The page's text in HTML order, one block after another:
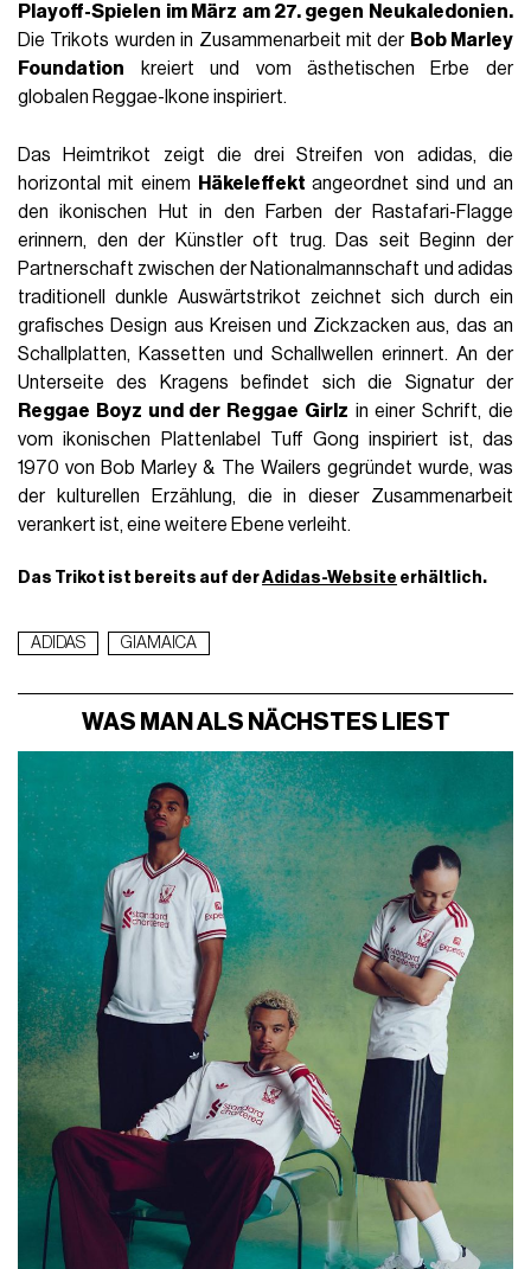
Playoff-Spielen im März am 27. gegen Neukaledonien.
Die Trikots wurden in Zusammenarbeit mit der Bob Marley
Foundation kreiert und vom ästhetischen Erbe der
globalen Reggae-Ikone inspiriert.
Das Heimtrikot zeigt die drei Streifen von adidas, die
horizontal mit einem
Häkeleffekt angeordnet sind und an
den ikonischen Hut in den Farben der Rastafari-Flagge
erinnern, den der Künstler oft trug. Das seit Beginn der
Partnerschaft zwischen der Nationalmannschaft und adidas
traditionell dunkle Auswärtstrikot zeichnet sich durch ein
grafisches Design aus Kreisen und Zickzacken aus, das an
Schallplatten, Kassetten und Schallwellen erinnert. An der
Unterseite des Kragens befindet sich die Signatur der
Reggae Boyz und der Reggae Girlz in einer Schrift, die
vom ikonischen Plattenlabel Tuff Gong inspiriert ist, das
1970 von Bob Marley & The Wailers gegründet wurde, was
der kulturellen Erzählung, die in dieser Zusammenarbeit
verankert ist, eine weitere Ebene verleiht.
Das Trikot ist bereits auf derAdidas-Website erhältlich.
ADIDAS GIAMAICA
WAS MAN ALS NÄCHSTES LIEST